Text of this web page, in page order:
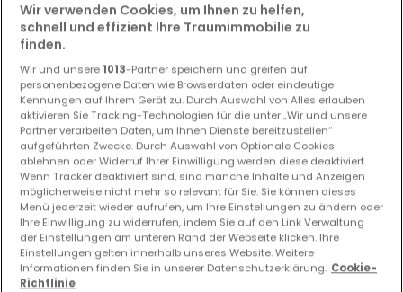
Maisonnette 3 Schlafzimmer zur Miete inFentange
3.000 €
Wir verwenden Cookies, um Ihnen zu helfen,
schnell und effizient Ihre Traumimmobilie zu
finden.
Wir und unsere 1013-Partner speichern und greifen auf
personenbezogene Daten wie Browserdaten oder eindeutige
Kennungen auf Ihrem Gerät zu. Durch Auswahl von Alles erlauben
aktivieren Sie Tracking-Technologien für die unter „Wir und unsere
Partner verarbeiten Daten, um Ihnen Dienste bereitzustellen“
aufgeführten Zwecke. Durch Auswahl von Optionale Cookies
ablehnen oder Widerruf Ihrer Einwilligung werden diese deaktiviert.
Wenn Tracker deaktiviert sind, sind manche Inhalte und Anzeigen
möglicherweise nicht mehr so relevant für Sie. Sie können dieses
Menü jederzeit wieder aufrufen, um Ihre Einstellungen zu ändern oder
Ihre Einwilligung zu widerrufen, indem Sie auf den Link Verwaltung
der Einstellungen am unteren Rand der Webseite klicken. Ihre
Einstellungen gelten innerhalb unseres Website. Weitere
Informationen finden Sie in unserer Datenschutzerklärung. Cookie-
Richtlinie